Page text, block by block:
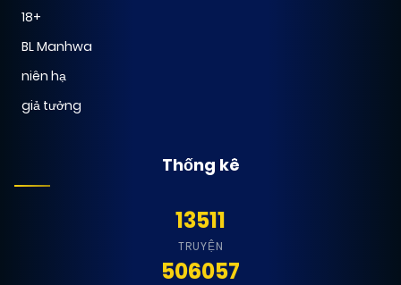
18+
BL Manhwa
niên hạ
giả tưởng
Thống kê
13511
TRUYỆN
506057